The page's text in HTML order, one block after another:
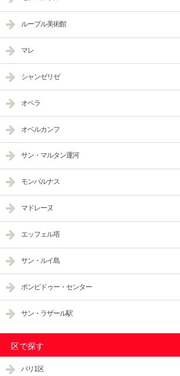
ルーブル美術館
マレ
シャンゼリゼ
オペラ
オベルカンフ
サン・マルタン運河
モンパルナス
マドレーヌ
エッフェル塔
サン・ルイ島
ポンピドゥー・センター
サン・ラザール駅
区で探す
パリ1区